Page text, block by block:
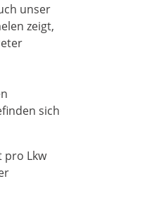
unser
zeigt,
sich
pro Lkw